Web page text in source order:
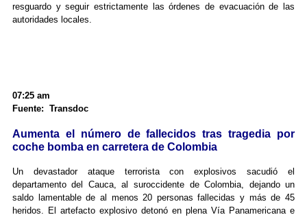
resguardo y seguir estrictamente las órdenes de evacuación de las
autoridades locales.
07:25 am
Fuente: Transdoc
Aumenta el número de fallecidos tras tragedia por
coche bomba en carretera de Colombia
Un devastador ataque terrorista con explosivos sacudió el
departamento del Cauca, al suroccidente de Colombia, dejando un
saldo lamentable de al menos 20 personas fallecidas y más de 45
heridos. El artefacto explosivo detonó en plena Vía Panamericana e